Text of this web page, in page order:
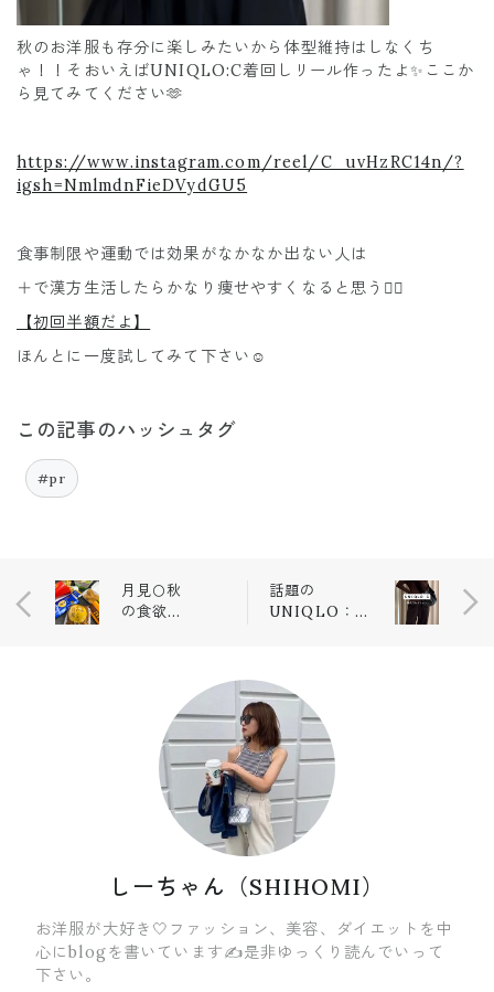
秋のお洋服も存分に楽しみたいから体型維持はしなくち
ゃ！！そおいえばUNIQLO:C着回しリール作ったよ✨ここか
ら見てみてください🫶
https://www.instagram.com/reel/C_uvHzRC14n/?
igsh=NmlmdnFieDVydGU5
食事制限や運動では効果がなかなか出ない人は
＋で漢方生活したらかなり痩せやすくなると思う❤️‍🔥
【初回半額だよ】
ほんとに一度試してみて下さい☺️
この記事のハッシュタグ
#pr
月見🌕秋
の食欲や
話題の
UNIQLO：
しーちゃん（SHIHOMI）
お洋服が大好き🤍ファッション、美容、ダイエットを中
心にblogを書いています✍️是非ゆっくり読んでいって
下さい。